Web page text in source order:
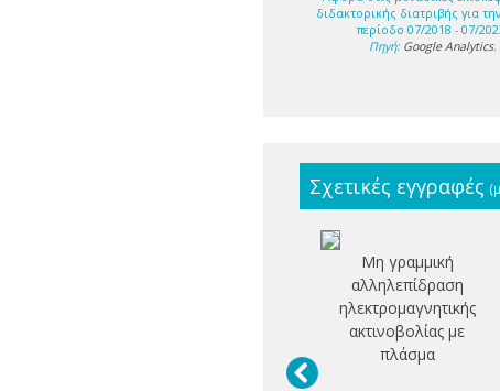
διδακτορικής διατριβής για
περίοδο 07/2018 - 07/
Πηγή: Google Analytics.
Σχετικές εγγραφές
Μη γραμμική
αλληλεπίδραση
ηλεκτρομαγνητικής
ακτινοβολίας με
πλάσμα